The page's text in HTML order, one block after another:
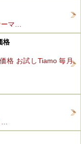
マ…
格
格 お試しTiamo 毎月